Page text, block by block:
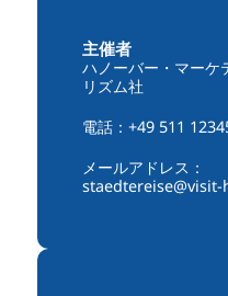
主催者
ハノーバー・マーケ
リズム社
電話：+49 511
メールアドレス：